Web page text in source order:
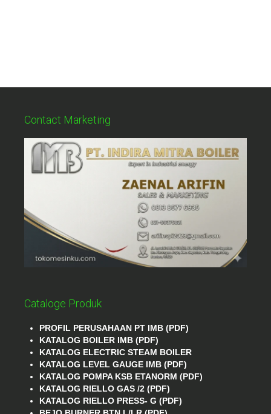
Contact Marketing
Cataloge Produk
PROFIL PERUSAHAAN PT IMB (PDF)
KATALOG BOILER IMB (PDF)
KATALOG ELECTRIC STEAM BOILER
KATALOG LEVEL GAUGE IMB (PDF)
KATALOG POMPA KSB ETANORM (PDF)
KATALOG RIELLO GAS /2 (PDF)
KATALOG RIELLO PRESS- G (PDF)